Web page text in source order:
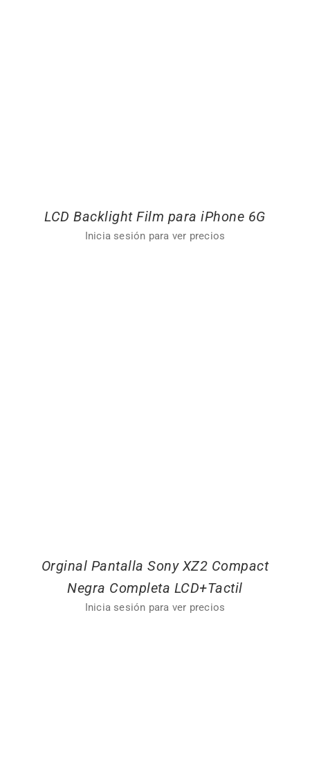
LCD Backlight Film para iPhone 6G
Inicia sesión para ver precios
Orginal Pantalla Sony XZ2 Compact
Negra Completa LCD+Tactil
Inicia sesión para ver precios